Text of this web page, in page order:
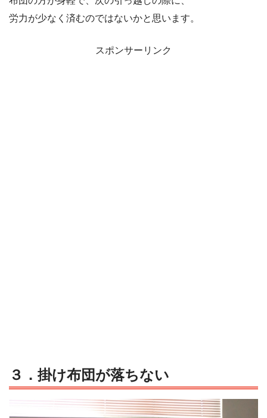
労力が少なく済むのではないかと思います。
スポンサーリンク
３． 掛け布団が落ちない